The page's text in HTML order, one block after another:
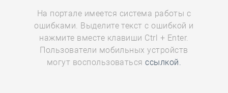
На портале имеется система работы с
ошибками. Выделите текст с ошибкой и
нажмите вместе клавиши Ctrl + Enter.
Пользователи мобильных устройств
могут воспользоватьсяссылкой.